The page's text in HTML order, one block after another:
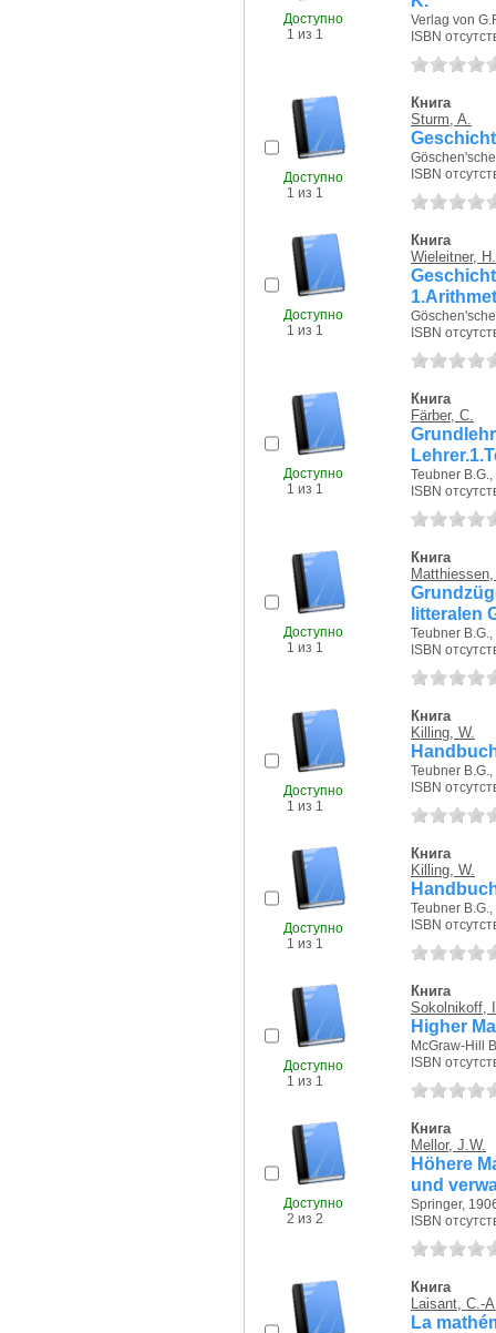
Доступно
1 из 1
Verlag von
ISBN
Доступно
1 из 1
Книга
Sturm, A.
ISBN
Доступно
1 из 1
Книга
Wieleitner, H.
ISBN
Доступно
1 из 1
Книга
Färber, C.
Teubner B.G.,
ISBN
Доступно
1 из 1
Книга
litteralen
Teubner B.G.,
ISBN
Доступно
1 из 1
Книга
Killing, W.
Teubner B.G.,
ISBN
Доступно
1 из 1
Книга
Killing, W.
Teubner B.G.,
ISBN
Доступно
1 из 1
Книга
Sokolnikoff,
Higher
McGraw-Hill
ISBN
Доступно
2 из 2
Книга
Mellor, J.W.
Höhere
und
Springer,
ISBN
Книга
Laisant, C.-
La